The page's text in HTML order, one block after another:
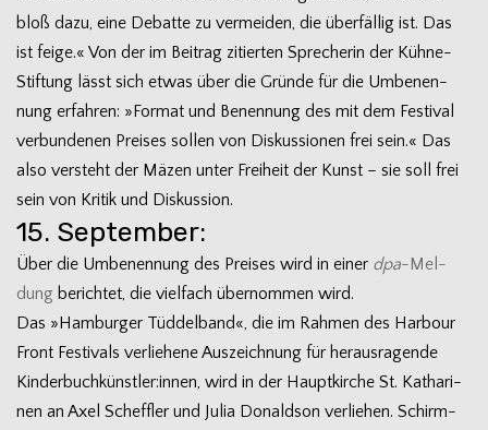
bloß dazu, eine Debatte zu ver­mei­den, die über­fäl­lig ist. Das
ist feige.« Von der im Bei­trag zitier­ten Spre­che­rin der Kühne-
Stiftung lässt sich etwas über die Gründe für die Umbe­nen­
nung erfah­ren: »For­mat und Benen­nung des mit dem Fes­ti­val
ver­bun­de­nen Prei­ses sol­len von Dis­kus­sio­nen frei sein.« Das
also ver­steht der Mäzen unter Frei­heit der Kunst – sie soll frei
sein von Kri­tik und Diskussion.
15. September:
Über die Umbe­nen­nung des Prei­ses wird in einer dpa-Mel­
dung berich­tet, die viel­fach über­nom­men wird.
Das »Ham­bur­ger Tüd­del­band«, die im Rah­men des Har­bour
Front Fes­ti­vals ver­lie­hene Aus­zeich­nung für her­aus­ra­gende
Kinderbuchkünstler:innen, wird in der Haupt­kir­che St. Katha­ri­
nen an Axel Scheff­ler und Julia Donald­son ver­lie­hen. Schirm­